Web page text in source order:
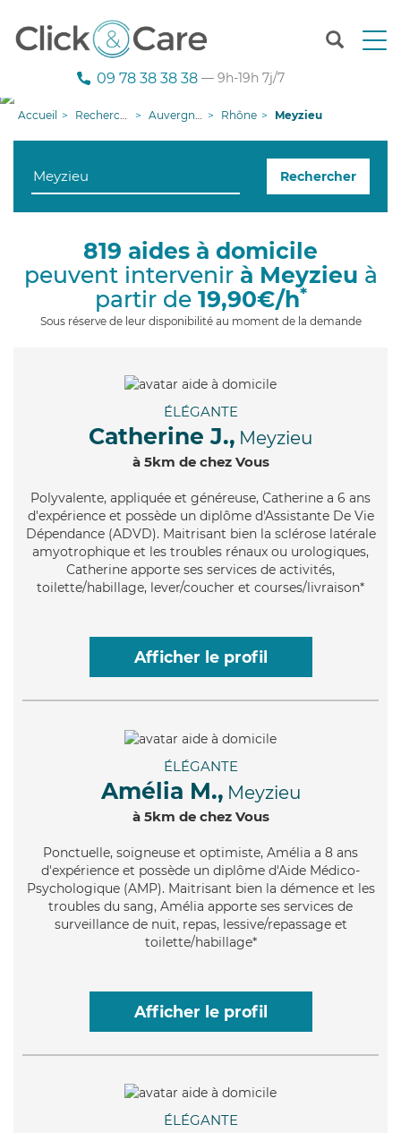
T
n
g
i
09 78 38 38 38 — 9h-19h 7j/7
Accueil Recherche aide à domicile Auvergne-Rhône-Alpes Rhône Meyzieu
Rechercher
819 aides à domicile
peuvent intervenir à Meyzieu à
partir de 19,90€/h*
Sous réserve de leur disponibilité au moment de la demande
ÉLÉGANTE
Catherine J., Meyzieu
à 5km de chez Vous
Polyvalente, appliquée et généreuse, Catherine a 6 ans
d'expérience et possède un diplôme d'Assistante De Vie
Dépendance (ADVD). Maitrisant bien la sclérose latérale
amyotrophique et les troubles rénaux ou urologiques,
Catherine apporte ses services de activités,
toilette/habillage, lever/coucher et courses/livraison*
Afficher le profil
ÉLÉGANTE
Amélia M., Meyzieu
à 5km de chez Vous
Ponctuelle, soigneuse et optimiste, Amélia a 8 ans
d'expérience et possède un diplôme d'Aide Médico-
Psychologique (AMP). Maitrisant bien la démence et les
troubles du sang, Amélia apporte ses services de
surveillance de nuit, repas, lessive/repassage et
toilette/habillage*
Afficher le profil
ÉLÉGANTE